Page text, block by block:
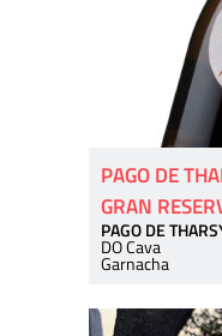
PAGO DE
GRAN
PAGO DE
DO Cava
Garnacha